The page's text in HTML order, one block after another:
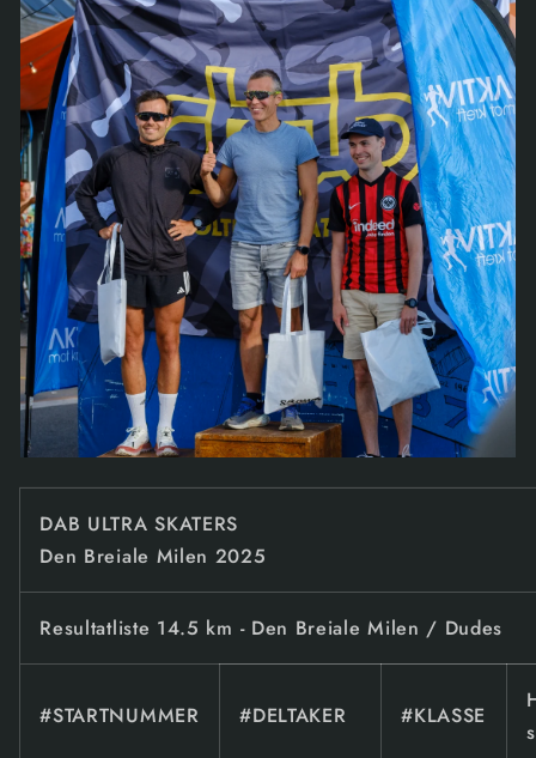
DAB ULTRA SKATERS
Den Breiale Milen 2025
Resultatliste 14.5 km - Den Breiale Milen / Dudes
#STARTNUMMER #DELTAKER #KLASSE